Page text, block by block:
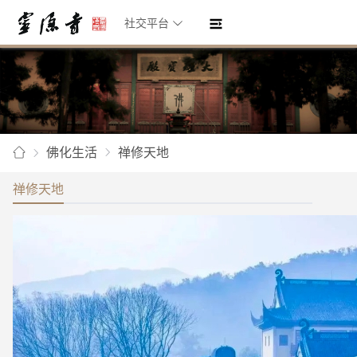
社交平台
佛化生活 禅修天地
禅修天地